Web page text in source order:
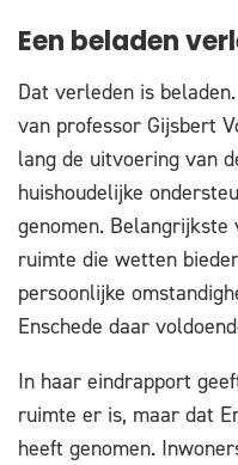
Een beladen
Dat verleden is
van professor Gijsbert
lang de uitvoering van
huishoudelijke
genomen.
ruimte die wetten
persoonlijke
Enschede daar
In haar eindrapport
ruimte er is, maar dat
heeft genomen.